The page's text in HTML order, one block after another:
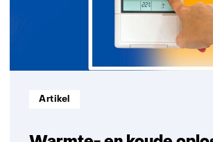
Informatietype:
Artikel